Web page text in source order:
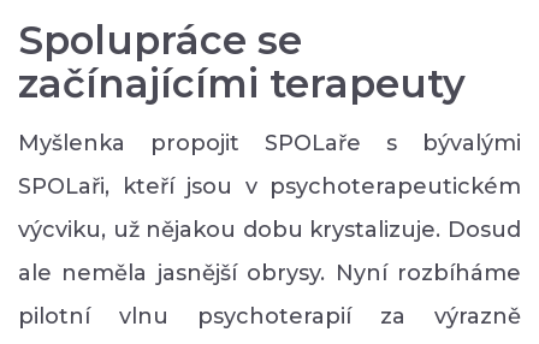
Spolupráce se
začínajícími terapeuty
Myšlenka propojit SPOLaře s bývalými
SPOLaři, kteří jsou v psychoterapeutickém
výcviku, už nějakou dobu krystalizuje. Dosud
ale neměla jasnější obrysy. Nyní rozbíháme
pilotní vlnu psychoterapií za výrazně